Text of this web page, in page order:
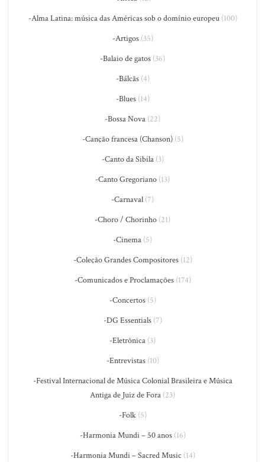
-Alma Latina: música das Américas sob o domínio europeu(100)
-Artigos(35)
-Balaio de gatos (36)
-Bálcãs(4)
-Blues(14)
-Bossa Nova (22)
-Canção francesa (Chanson)(5)
-Canto da Sibila(3)
-Canto Gregoriano (13)
-Carnaval (7)
-Choro / Chorinho (21)
-Cinema (5)
-Coleção Grandes Compositores(12)
-Comunicados e Proclamações(174)
-Concertos(5)
-DG Essentials(7)
-Eletrônica (3)
-Entrevistas(10)
-Festival Internacional de Música Colonial Brasileira e Música
Antiga de Juiz de Fora (23)
-Folk(5)
-Harmonia Mundi – 50 anos(16)
-Harmonia Mundi – Sacred Music (14)